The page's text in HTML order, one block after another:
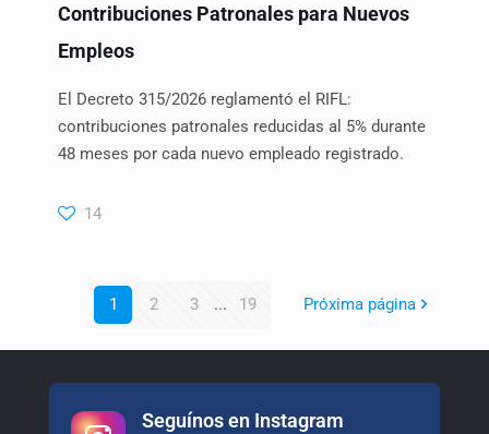
Contribuciones Patronales para Nuevos
Empleos
El Decreto 315/2026 reglamentó el RIFL:
contribuciones patronales reducidas al 5% durante
48 meses por cada nuevo empleado registrado.
14
1 2 3 ... 19 Próxima página
Seguínos en Instagram